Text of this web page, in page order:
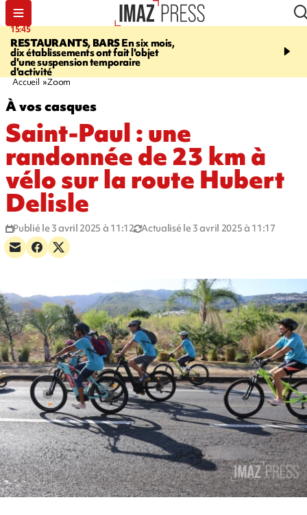
15:45
RESTAURANTS, BARSEn six mois,
dix établissements ont fait l'objet
d'une suspension temporaire
d'activité
17:17
Angeles, un homme vit
Accueil Zoom
À vos casques
Saint-Paul : une
randonnée de 23 km à
vélo sur la route Hubert
Delisle
Publié le 3 avril 2025 à 11:12 Actualisé le 3 avril 2025 à 11:17